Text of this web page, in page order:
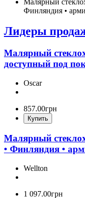
Финляндия •
Лидеры
Малярный
доступный под
Oscar
857.00грн
Купить
Малярный
• Финляндия •
Wellton
1 097.00грн